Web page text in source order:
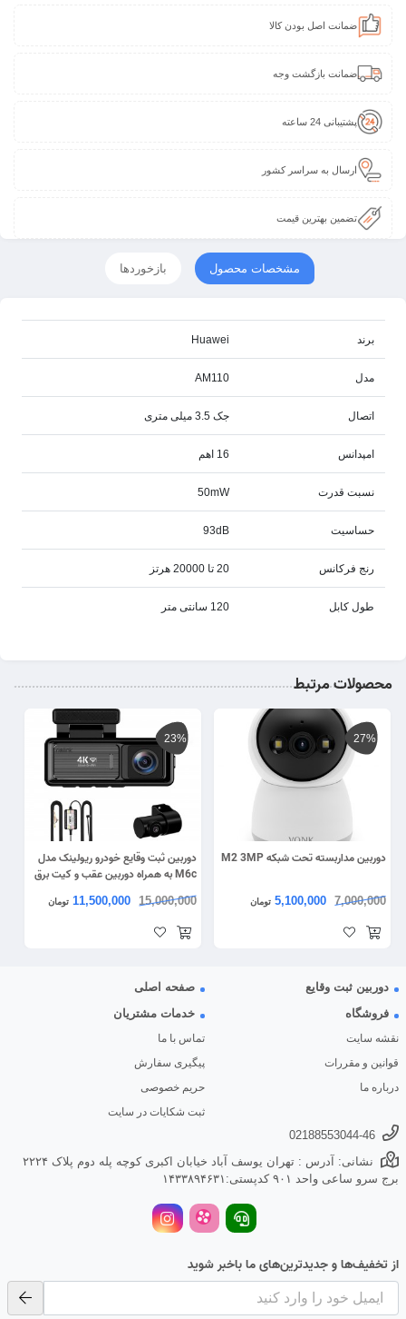
ضمانت اصل بودن کالا
ضمانت بازگشت وجه
پشتیبانی 24 ساعته
ارسال به سراسر کشور
تضمین بهترین قیمت
مشخصات محصول بازخوردها
برند Huawei
مدل AM110
اتصال جک 3.5 میلی متری
امپدانس 16 اهم
نسبت قدرت 50mW
حساسیت 93dB
رنج فرکانس 20 تا 20000 هرتز
طول کابل 120 سانتی متر
محصولات مرتبط
27%
دوربین مداربسته تحت شبکه M2 3MP
7,000,000
5,100,000 تومان
23%
دوربین ثبت وقایع خودرو ریولینک مدل
M6c به همراه دوربین عقب و کیت برق
مستقیم
15,000,000
11,500,000 تومان
دوربین ثبت وقایع
صفحه اصلی
فروشگاه
نقشه سایت
قوانین و مقررات
درباره ما
خدمات مشتریان
تماس با ما
پیگیری سفارش
حریم خصوصی
ثبت شکایات در سایت
02188553044-46
نشانی: آدرس : تهران یوسف آباد خیابان اکبری کوچه پله دوم پلاک ۲۲۲۴
برج سرو ساعی واحد ۹۰۱ کدپستی:۱۴۳۳۸۹۴۶۳۱
از تخفیف‌ها و جدیدترین‌های ما باخبر شوید